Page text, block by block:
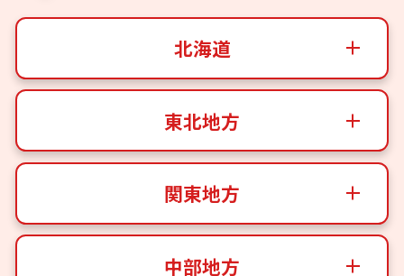
北海道
東北地方
関東地方
中部地方